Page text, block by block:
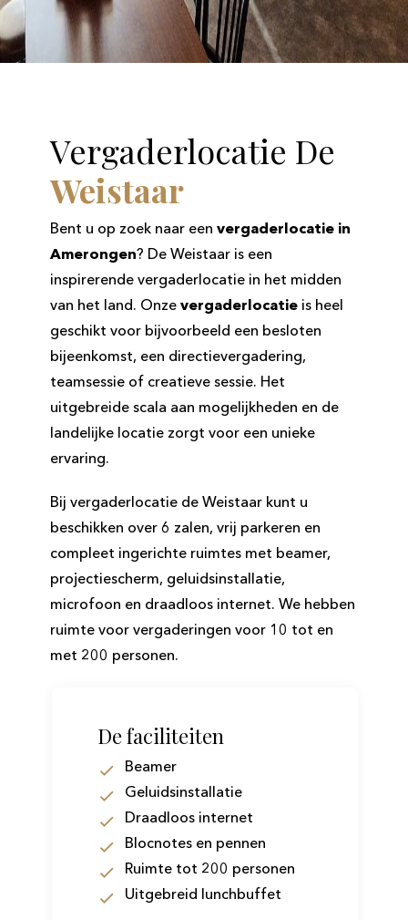
Vergaderlocatie De
Weistaar
Bent u op zoek naar een vergaderlocatie in
Amerongen? De Weistaar is een
inspirerende vergaderlocatie in het midden
van het land. Onze vergaderlocatie is heel
geschikt voor bijvoorbeeld een besloten
bijeenkomst, een directievergadering,
teamsessie of creatieve sessie. Het
uitgebreide scala aan mogelijkheden en de
landelijke locatie zorgt voor een unieke
ervaring.
Bij vergaderlocatie de Weistaar kunt u
beschikken over 6 zalen, vrij parkeren en
compleet ingerichte ruimtes met beamer,
projectiescherm, geluidsinstallatie,
microfoon en draadloos internet. We hebben
ruimte voor vergaderingen voor 10 tot en
met 200 personen.
De faciliteiten
Beamer
Geluidsinstallatie
Draadloos internet
Blocnotes en pennen
Ruimte tot 200 personen
Uitgebreid lunchbuffet